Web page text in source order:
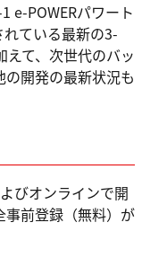
e-POWERパワート
ている最新の3-
えて、次世代のバッ
開発の最新状況も
びオンラインで開
前登録（無料）が